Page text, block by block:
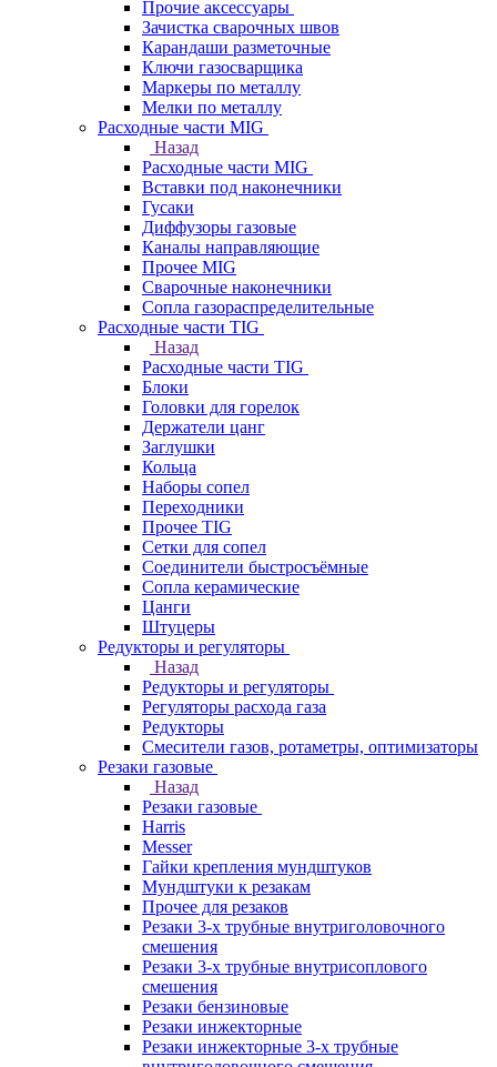
Прочие аксессуары
Зачистка сварочных швов
Карандаши разметочные
Ключи газосварщика
Маркеры по металлу
Мелки по металлу
Расходные части MIG
Назад
Расходные части MIG
Вставки под наконечники
Гусаки
Диффузоры газовые
Каналы направляющие
Прочее MIG
Сварочные наконечники
Сопла газораспределительные
Расходные части TIG
Назад
Расходные части TIG
Блоки
Головки для горелок
Держатели цанг
Заглушки
Кольца
Наборы сопел
Переходники
Прочее TIG
Сетки для сопел
Соединители быстросъёмные
Сопла керамические
Цанги
Штуцеры
Редукторы и регуляторы
Назад
Редукторы и регуляторы
Регуляторы расхода газа
Редукторы
Смесители газов, ротаметры, оптимизаторы
Резаки газовые
Назад
Резаки газовые
Harris
Messer
Гайки крепления мундштуков
Мундштуки к резакам
Прочее для резаков
Резаки 3-х трубные внутриголовочного
смешения
Резаки 3-х трубные внутрисоплового
смешения
Резаки бензиновые
Резаки инжекторные
Резаки инжекторные 3-х трубные